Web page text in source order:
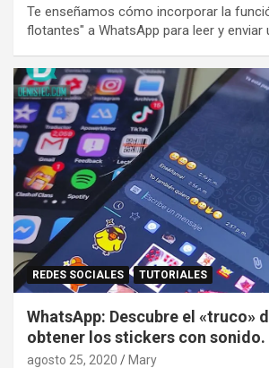
Te enseñamos cómo incorporar la
flotantes" a WhatsApp para leer y enviar
REDES SOCIALES TUTORIALES
WhatsApp: Descubre el «truco»
obtener los stickers con sonido.
agosto 25, 2020 Mary